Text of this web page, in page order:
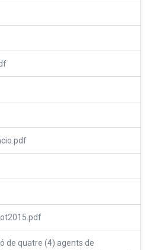
de quatre (4) agents de